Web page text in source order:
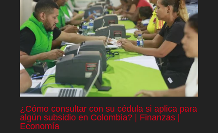
¿Cómo consultar con su cédula si aplica para
algún subsidio en Colombia? | Finanzas |
Economía